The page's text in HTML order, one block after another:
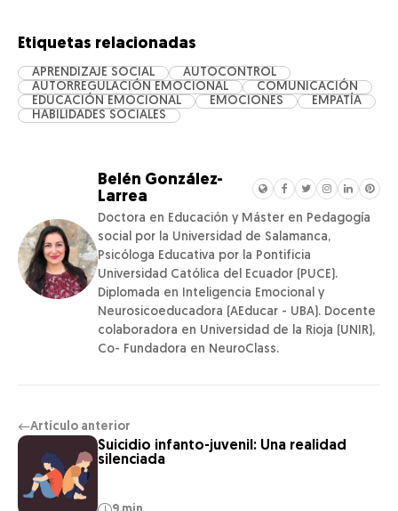
Etiquetas relacionadas
APRENDIZAJE SOCIAL
AUTOCONTROL
AUTORREGULACIÓN EMOCIONAL
COMUNICACIÓN
EDUCACIÓN EMOCIONAL
EMOCIONES
EMPATÍA
HABILIDADES SOCIALES
Belén González-
Larrea
Doctora en Educación y Máster en Pedagogía
social por la Universidad de Salamanca,
Psicóloga Educativa por la Pontificia
Universidad Católica del Ecuador (PUCE).
Diplomada en Inteligencia Emocional y
Neurosicoeducadora (AEducar - UBA). Docente
colaboradora en Universidad de la Rioja (UNIR),
Co- Fundadora en NeuroClass.
←Artículo anterior
Suicidio infanto-juvenil: Una realidad
silenciada